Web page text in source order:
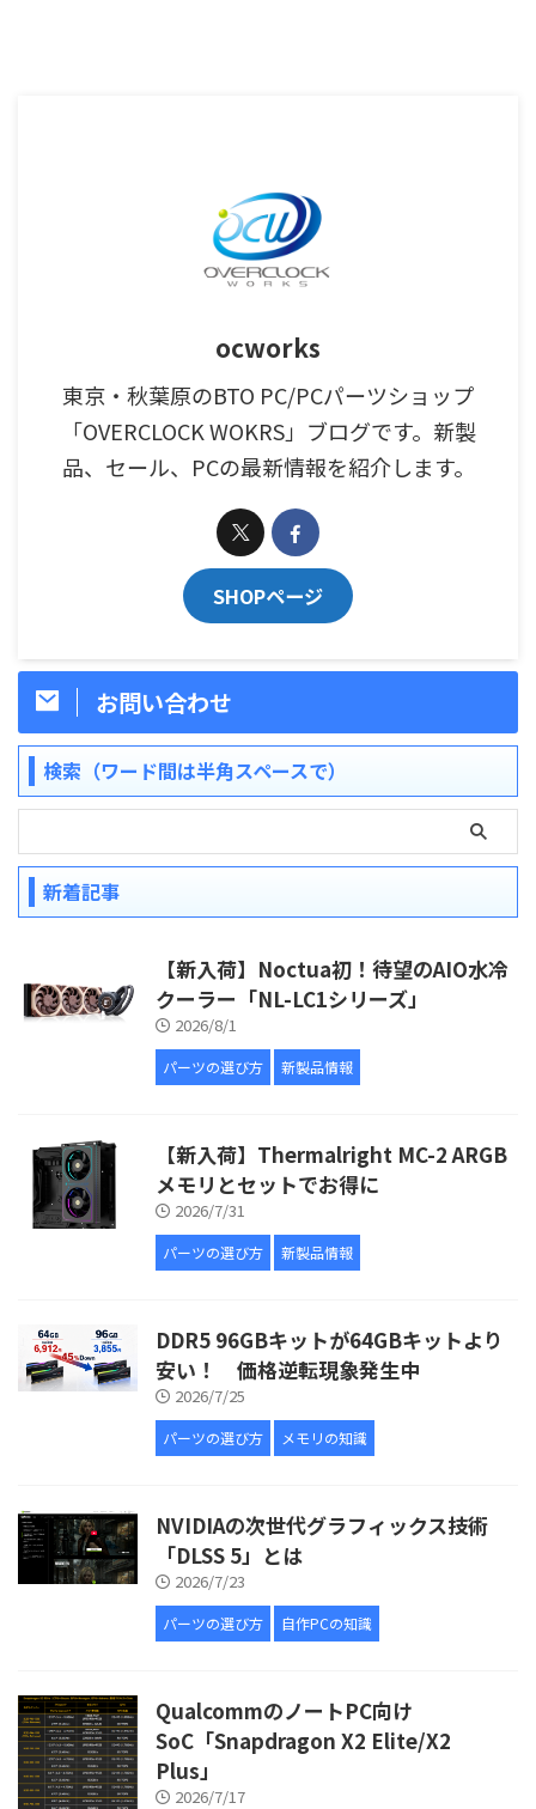
ocworks
東京・秋葉原のBTO PC/PCパーツショップ
「OVERCLOCK WOKRS」ブログです。新製
品、セール、PCの最新情報を紹介します。
SHOPページ
お問い合わせ
検索（ワード間は半角スペースで）
新着記事
【新入荷】Noctua初！待望のAIO水冷
クーラー「NL-LC1シリーズ」
2026/8/1
パーツの選び方 新製品情報
【新入荷】Thermalright MC-2 ARGB
メモリとセットでお得に
2026/7/31
パーツの選び方 新製品情報
DDR5 96GBキットが64GBキットより
安い！ 価格逆転現象発生中
2026/7/25
パーツの選び方 メモリの知識
NVIDIAの次世代グラフィックス技術
「DLSS 5」とは
2026/7/23
パーツの選び方 自作PCの知識
QualcommのノートPC向け
SoC「Snapdragon X2 Elite/X2
Plus」
2026/7/17